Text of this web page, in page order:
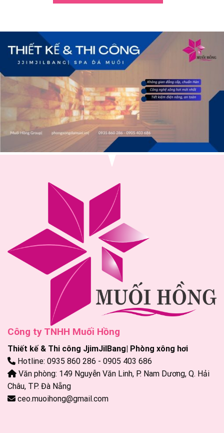
Công ty TNHH Muối Hồng
Thiết kế & Thi công JjimJilBang| Phòng xông hơi
Hotline: 0935 860 286 - 0905 403 686
Văn phòng: 149 Nguyễn Văn Linh, P. Nam Dương, Q. Hải
Châu, TP. Đà Nẵng
ceo.muoihong@gmail.com